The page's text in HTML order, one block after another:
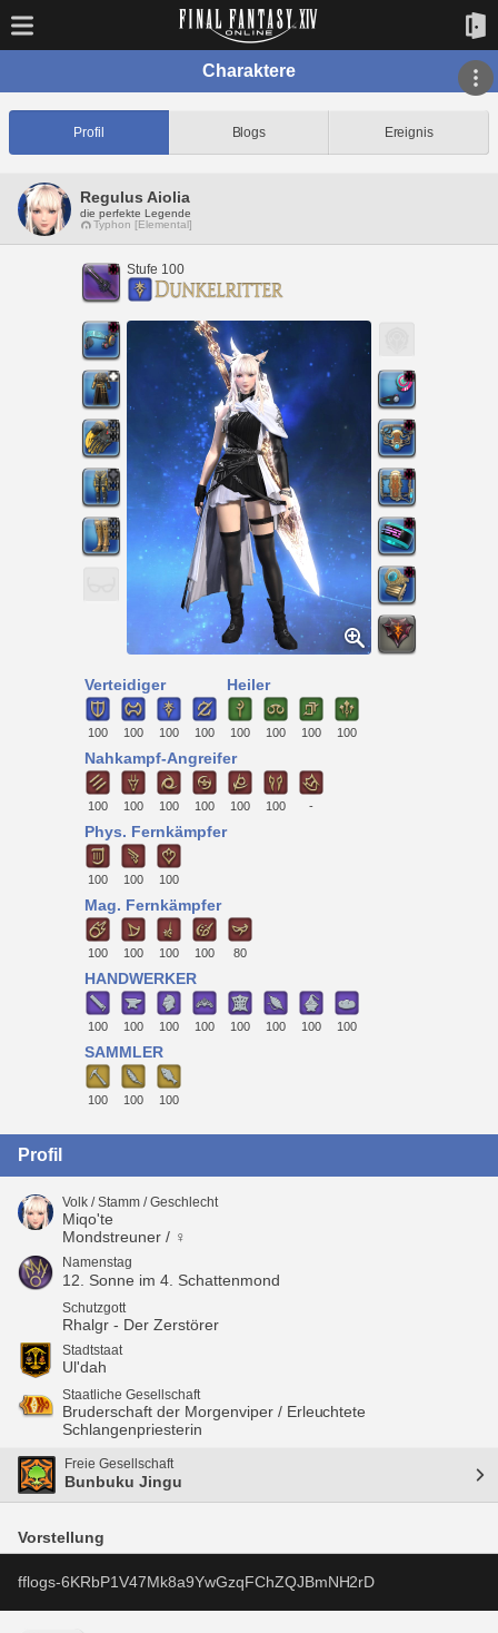
Charaktere
Profil Blogs Ereignis
Regulus Aiolia
die perfekte Legende
Typhon [Elemental]
Stufe 100
Verteidiger
100 100 100 100
Heiler
100 100 100 100
Nahkampf-Angreifer
100 100 100 100 100 100 -
Phys. Fernkämpfer
100 100 100
Mag. Fernkämpfer
100 100 100 100 80
HANDWERKER
100 100 100 100 100 100 100 100
SAMMLER
100 100 100
Profil
Volk / Stamm / Geschlecht
Miqo'te
Mondstreuner / ♀
Namenstag
12. Sonne im 4. Schattenmond
Schutzgott
Rhalgr - Der Zerstörer
Stadtstaat
Ul'dah
Staatliche Gesellschaft
Bruderschaft der Morgenviper / Erleuchtete
Schlangenpriesterin
Freie Gesellschaft
Bunbuku Jingu
Vorstellung
fflogs-6KRbP1V47Mk8a9YwGzqFChZQJBmNH2rD